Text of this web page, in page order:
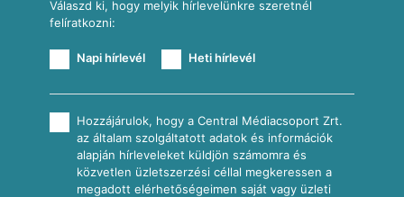
Válaszd ki, hogy melyik hírlevelünkre szeretnél
felíratkozni:
Napi hírlevél Heti hírlevél
Hozzájárulok, hogy a Central Médiacsoport Zrt.
az általam szolgáltatott adatok és információk
alapján hírleveleket küldjön számomra és
közvetlen üzletszerzési céllal megkeressen a
megadott elérhetőségeimen saját vagy üzleti